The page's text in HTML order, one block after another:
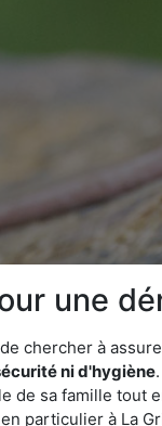
une
chercher à
ni d'hygiène
de sa famille tout
particulier à La